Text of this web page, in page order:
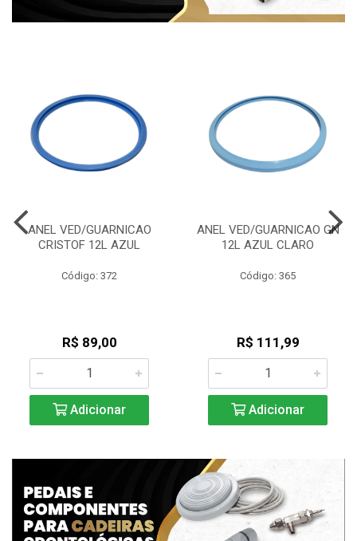
ANEL VED/GUARNICAO
CRISTOF 12L AZUL
Código: 372
R$ 89,00
Adicionar
ANEL VED/GUARNICAO GN
12L AZUL CLARO
Código: 365
R$ 111,99
Adicionar